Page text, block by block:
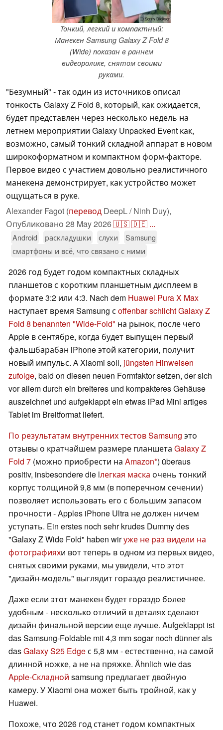
ⓘ Sonny Dickson
Тонкий, легкий и компактный:
Манекен Samsung Galaxy Z Fold 8
(Wide) показан в раннем
видеоролике, снятом своими
руками.
"Безумный" - так один из источников описал
тонкость Galaxy Z Fold 8, который, как ожидается,
будет представлен через несколько недель на
летнем мероприятии Galaxy Unpacked Event как,
возможно, самый тонкий складной аппарат в новом
широкоформатном и компактном форм-факторе.
Первое видео с участием довольно реалистичного
манекена демонстрирует, как устройство может
ощущаться в руке.
Alexander Fagot (перевод DeepL / Ninh Duy),
Опубликовано 28 May 2026🇺🇸🇩🇪 ...
Android раскладушки слухи
Samsung
смартфоны и всё, что связано с ними
2026 год будет годом компактных складных
планшетов с коротким планшетным дисплеем в
формате 3:2 или 4:3. Nach dem Huawei Pura X Max
наступает время Samsung с offenbar schlicht Galaxy Z
Fold 8 benannten "Wide-Fold" на рынок, после чего
Apple в сентябре, когда будет выпущен первый
фальшбарабан iPhone этой категории, получит
новый импульс. А Xiaomi soll, jüngsten Hinweisen
zufolge, bald on diesen neuen Formfaktor setzen, der sich
vor allem durch ein breiteres und kompakteres Gehäuse
auszeichnet und aufgeklappt ein etwas iPad Mini artiges
Tablet im Breitformat liefert.
По результатам внутренних тестов Samsung это
отзывы о кратчайшем размере планшета Galaxy Z
Fold 7 (можно приобрести на Amazon ) überaus
positiv, insbesondere die lлегкая маска очень тонкий
корпус толщиной 9,8 мм (в поперечном сечении)
позволяет использовать его с большим запасом
прочности - Apples iPhone Ultra не должен ничем
уступать. Ein erstes noch sehr krudes Dummy des
"Galaxy Z Wide Fold" haben wirуже не раз видели на
фотографияхи вот теперь в одном из первых видео,
снятых своими руками, мы увидели, что этот
"дизайн-модель" выглядит гораздо реалистичнее.
Даже если этот манекен будет гораздо более
удобным - несколько отличий в деталях сделают
дизайн финальной версии еще лучше. Aufgeklappt ist
das Samsung-Foldable mit 4,3 mm sogar noch dünner als
dasGalaxy S25 Edgeс 5,8 мм - естественно, на самой
длинной ножке, а не на пряжке. Ähnlich wie das
Apple-Складной samsung предлагает двойную
камеру. У Xiaomi она может быть тройной, как у
Huawei.
Похоже, что 2026 год станет годом компактных